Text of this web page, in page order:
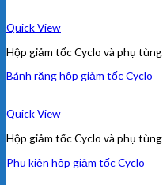
Quick View
Hộp giảm tốc Cyclo và phụ tùng
Bánh răng hộp giảm tốc Cyclo
Quick View
Hộp giảm tốc Cyclo và phụ tùng
Phụ kiện hộp giảm tốc Cyclo